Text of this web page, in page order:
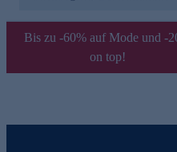
Bis zu -60% auf Mode und -
on top!